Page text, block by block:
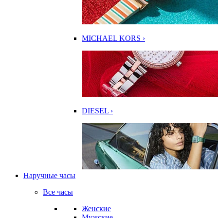
MICHAEL KORS ›
DIESEL ›
Наручные часы
Все часы
Женские